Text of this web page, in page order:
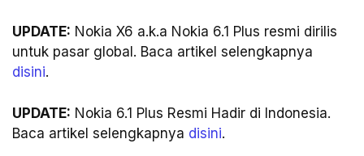
UPDATE: Nokia X6 a.k.a Nokia 6.1 Plus resmi dirilis
untuk pasar global. Baca artikel selengkapnya
disini.
UPDATE: Nokia 6.1 Plus Resmi Hadir di Indonesia.
Baca artikel selengkapnya disini.